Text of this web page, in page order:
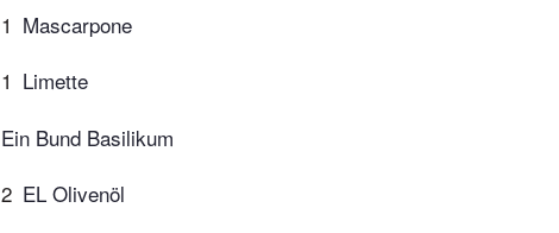
1 Mascarpone
1 Limette
Ein Bund Basilikum
2 EL Olivenöl